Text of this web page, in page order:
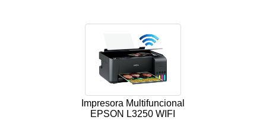
Impresora Multifuncional
EPSON L3250 WIFI